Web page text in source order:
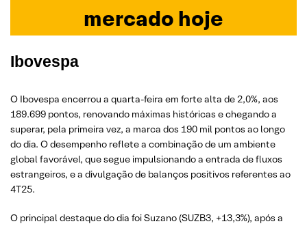
mercado hoje
Ibovespa
O Ibovespa encerrou a quarta-feira em forte alta de 2,0%, aos
189.699 pontos, renovando máximas históricas e chegando a
superar, pela primeira vez, a marca dos 190 mil pontos ao longo
do dia. O desempenho reflete a combinação de um ambiente
global favorável, que segue impulsionando a entrada de fluxos
estrangeiros, e a divulgação de balanços positivos referentes ao
4T25.
O principal destaque do dia foi Suzano (SUZB3, +13,3%), após a